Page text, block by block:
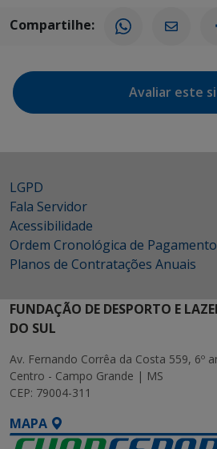
Compartilhe:
Avaliar este
LGPD
Fala Servidor
Acessibilidade
Ordem Cronológica de
Planos de Contratações Anuais
FUNDAÇÃO DE DESPORTO E
DO SUL
Av. Fernando Corrêa da Costa 559, 6º
Centro - Campo Grande | MS
CEP: 79004-311
MAPA